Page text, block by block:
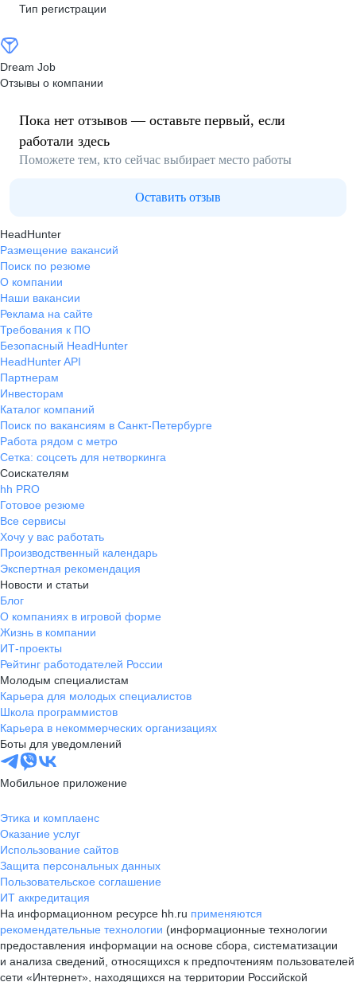
Тип регистрации
Dream Job
Отзывы о компании
Пока нет отзывов — оставьте первый, если
работали здесь
Поможете тем, кто сейчас выбирает место работы
Оставить отзыв
HeadHunter
Размещение вакансий
Поиск по резюме
О компании
Наши вакансии
Реклама на сайте
Требования к ПО
Безопасный HeadHunter
HeadHunter API
Партнерам
Инвесторам
Каталог компаний
Поиск по вакансиям в Санкт-Петербурге
Работа рядом с метро
Сетка: соцсеть для нетворкинга
Соискателям
hh PRO
Готовое резюме
Все сервисы
Хочу у вас работать
Производственный календарь
Экспертная рекомендация
Новости и статьи
Блог
О компаниях в игровой форме
Жизнь в компании
ИТ-проекты
Рейтинг работодателей России
Молодым специалистам
Карьера для молодых специалистов
Школа программистов
Карьера в некоммерческих организациях
Боты для уведомлений
Мобильное приложение
Этика и комплаенс
Оказание услуг
Использование сайтов
Защита персональных данных
Пользовательское соглашение
ИТ аккредитация
На информационном ресурсе hh.ru применяются
рекомендательные технологии (информационные технологии
предоставления информации на основе сбора, систематизации
и анализа сведений, относящихся к предпочтениям пользователей
сети «Интернет», находящихся на территории Российской